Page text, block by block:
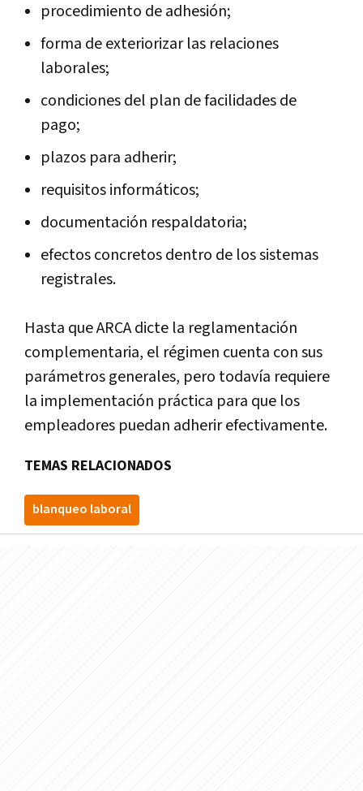
procedimiento de adhesión;
forma de exteriorizar las relaciones
laborales;
condiciones del plan de facilidades de
pago;
plazos para adherir;
requisitos informáticos;
documentación respaldatoria;
efectos concretos dentro de los sistemas
registrales.
Hasta que ARCA dicte la reglamentación
complementaria, el régimen cuenta con sus
parámetros generales, pero todavía requiere
la implementación práctica para que los
empleadores puedan adherir efectivamente.
TEMAS RELACIONADOS
blanqueo laboral